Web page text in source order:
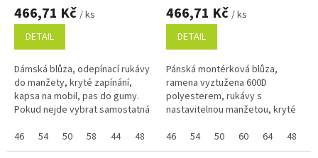
466,71 Kč / ks
DETAIL
Dámská blůza, odepínací rukávy
do manžety, kryté zapínání,
kapsa na mobil, pas do gumy.
Pokud nejde vybrat samostatná
Vám skupinově, napište ji do...
46 54 50 58 44 48 52 56 38 40 42
466,71 Kč / ks
DETAIL
Pánská montérková blůza,
ramena vyztužena 600D
polyesterem, rukávy s
nastavitelnou manžetou, kryté
multifunkční náprsní kapsy,
boční kapsy na zip,...
46 54 50 60 64 48